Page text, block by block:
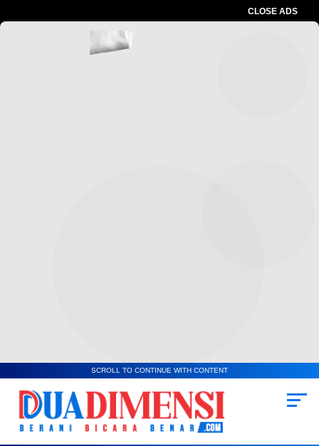
CLOSE ADS
SCROLL TO CONTINUE WITH CONTENT